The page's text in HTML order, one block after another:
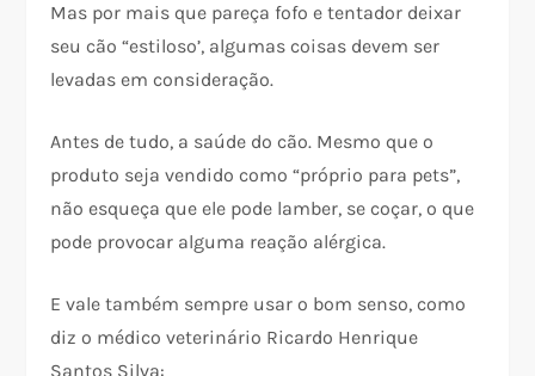
Mas por mais que pareça fofo e tentador deixar
seu cão “estiloso’, algumas coisas devem ser
levadas em consideração.
Antes de tudo, a saúde do cão. Mesmo que o
produto seja vendido como “próprio para pets”,
não esqueça que ele pode lamber, se coçar, o que
pode provocar alguma reação alérgica.
E vale também sempre usar o bom senso, como
diz o médico veterinário Ricardo Henrique
Santos Silva: